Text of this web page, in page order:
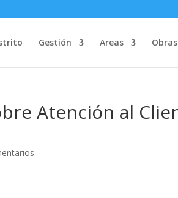
Gestión Areas Obras
Atención al